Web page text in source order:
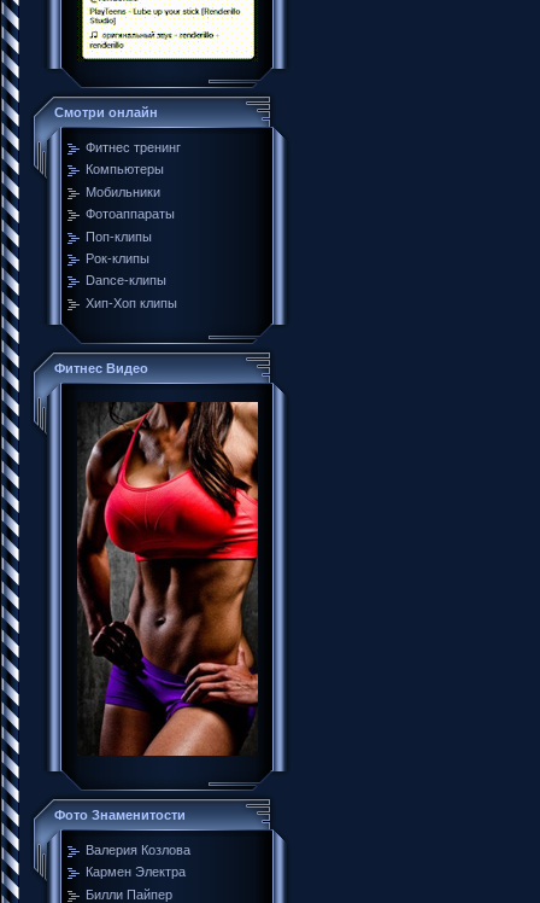
Смотри онлайн
Фитнес тренинг
Компьютеры
Мобильники
Фотоаппараты
Поп-клипы
Рок-клипы
Dance-клипы
Хип-Хоп клипы
Фитнес Видео
Фото Знаменитости
Валерия Козлова
Кармен Электра
Билли Пайпер